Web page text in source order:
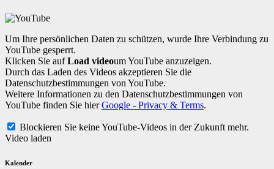
Um Ihre persönlichen Daten zu schützen, wurde Ihre Verbindung zu
YouTube gesperrt.
Klicken Sie aufLoad videoum YouTube anzuzeigen.
Durch das Laden des Videos akzeptieren Sie die
Datenschutzbestimmungen von YouTube.
Weitere Informationen zu den Datenschutzbestimmungen von
YouTube finden Sie hierGoogle - Privacy & Terms.
Blockieren Sie keine YouTube-Videos in der Zukunft mehr.
Video laden
Kalender